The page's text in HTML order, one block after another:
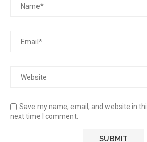
Save my name, email, and website in
next time I comment.